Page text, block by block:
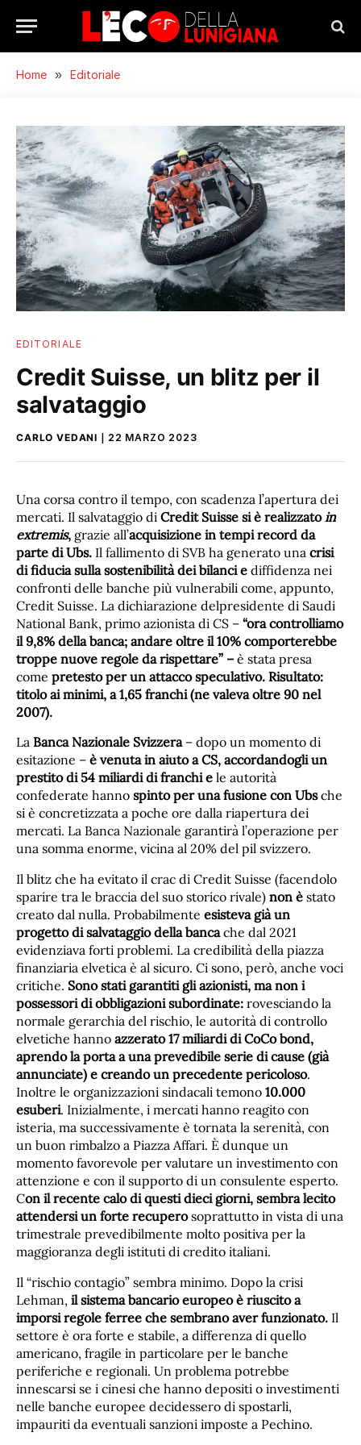
Home » Editoriale
EDITORIALE
Credit Suisse, un blitz per il
salvataggio
CARLO VEDANI 22 MARZO 2023
Una corsa contro il tempo, con scadenza l’apertura dei
mercati. Il salvataggio di Credit Suisse si è realizzato in
extremis, grazie all’acquisizione in tempi record da
parte di Ubs. Il fallimento di SVB ha generato una crisi
di fiducia sulla sostenibilità dei bilanci e diffidenza nei
confronti delle banche più vulnerabili come, appunto,
Credit Suisse. La dichiarazione delpresidente di Saudi
National Bank, primo azionista di CS – “ora controlliamo
il 9,8% della banca; andare oltre il 10% comporterebbe
troppe nuove regole da rispettare” – è stata presa
come pretesto per un attacco speculativo. Risultato:
titolo ai minimi, a 1,65 franchi (ne valeva oltre 90 nel
2007).
La Banca Nazionale Svizzera – dopo un momento di
esitazione – è venuta in aiuto a CS, accordandogli un
prestito di 54 miliardi di franchi e le autorità
confederate hanno spinto per una fusione con Ubsche
si è concretizzata a poche ore dalla riapertura dei
mercati. La Banca Nazionale garantirà l’operazione per
una somma enorme, vicina al 20% del pil svizzero.
Il blitz che ha evitato il crac di Credit Suisse (facendolo
sparire tra le braccia del suo storico rivale) non è stato
creato dal nulla. Probabilmente esisteva già un
progetto di salvataggio della bancache dal 2021
evidenziava forti problemi. La credibilità della piazza
finanziaria elvetica è al sicuro. Ci sono, però, anche voci
critiche. Sono stati garantiti gli azionisti, ma non i
possessori di obbligazioni subordinate: rovesciando la
normale gerarchia del rischio, le autorità di controllo
elvetiche hanno azzerato 17 miliardi di CoCo bond,
aprendo la porta a una prevedibile serie di cause (già
annunciate) e creando un precedente pericoloso.
Inoltre le organizzazioni sindacali temono 10.000
esuberi. Inizialmente, i mercati hanno reagito con
isteria, ma successivamente è tornata la serenità, con
un buon rimbalzo a Piazza Affari. È dunque un
momento favorevole per valutare un investimento con
attenzione e con il supporto di un consulente esperto.
Con il recente calo di questi dieci giorni, sembra lecito
attendersi un forte recuperosoprattutto in vista di una
trimestrale prevedibilmente molto positiva per la
maggioranza degli istituti di credito italiani.
Il “rischio contagio” sembra minimo. Dopo la crisi
Lehman, il sistema bancario europeo è riuscito a
imporsi regole ferree che sembrano aver funzionato. Il
settore è ora forte e stabile, a differenza di quello
americano, fragile in particolare per le banche
periferiche e regionali. Un problema potrebbe
innescarsi se i cinesi che hanno depositi o investimenti
nelle banche europee decidessero di spostarli,
impauriti da eventuali sanzioni imposte a Pechino.